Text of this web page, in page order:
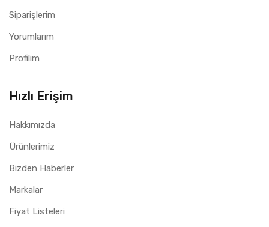
Siparişlerim
Yorumlarım
Profilim
Hızlı Erişim
Hakkımızda
Ürünlerimiz
Bizden Haberler
Markalar
Fiyat Listeleri